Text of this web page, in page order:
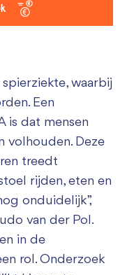
waarbij
Een
is dat mensen
volhouden. Deze
treedt
rijden, eten en
onduidelijk”,
van der Pol.
in de
rol. Onderzoek